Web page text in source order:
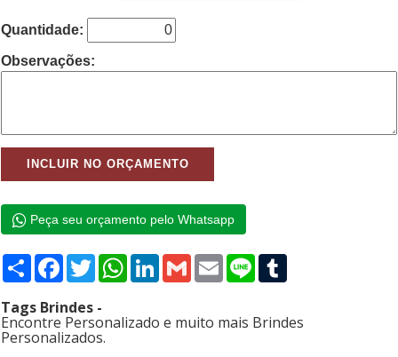
Quantidade:
Observações:
Peça seu orçamento pelo Whatsapp
Compartilhar
Facebook
TwitterWhatsApp
LinkedIn
GmailEmailLine
Tags Brindes -
Encontre Personalizado e muito mais Brindes
Personalizados.